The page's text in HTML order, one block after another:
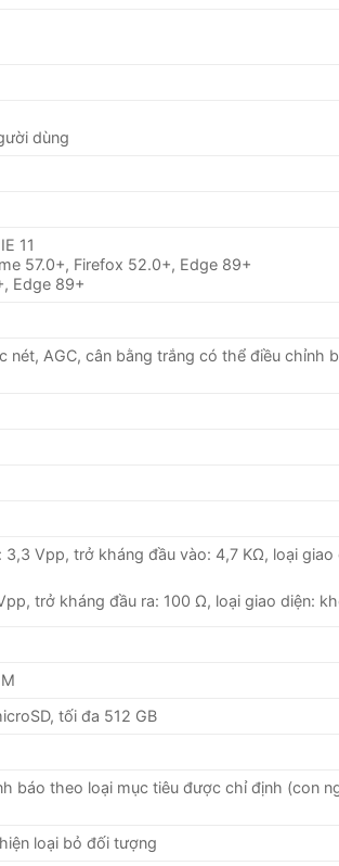
dùng
11
57.0+, Firefox 52.0+, Edge 89+
Edge 89+
AGC, cân bằng trắng có thể điều chỉnh
Vpp, trở kháng đầu vào: 4,7 KΩ, loại
trở kháng đầu ra: 100 Ω, loại giao diện:
tối đa 512 GB
báo theo loại mục tiêu được chỉ định (con
loại bỏ đối tượng